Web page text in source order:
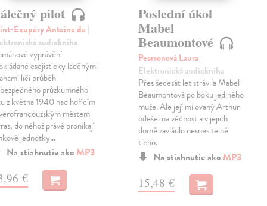
pilot
Exupéry Antoine de |
audiokniha
vyprávění
esejisticky laděnými
líčí průběh
průzkumného
z května 1940 nad hořícím
městem
do něhož právě pronikají
jednotky…
Na stiahnutie ako MP3
€
Poslední úkol
Mabel
Beaumontové
Pearsonová Laura|
Elektronická audiokniha
Přes šedesát let strávila Mabel
Beaumontová po boku jediného
muže. Ale její milovaný Arthur
odešel na věčnost a v jejich
domě zavládlo nesnesitelné
ticho.
Na stiahnutie ako MP3
15,48 €